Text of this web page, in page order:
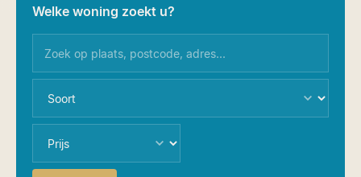
Welke woning zoekt u?